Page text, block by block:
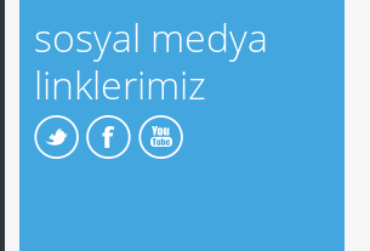
sosyal medya
linklerimiz